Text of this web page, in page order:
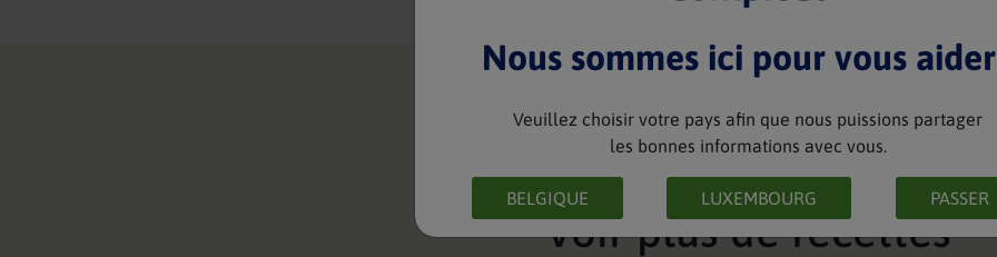
Voir plus de recettes
Nous sommes ici pour vous
Veuillez choisir votre pays afin que nous puissions partager
les bonnes informations avec vous.
BELGIQUE LUXEMBOURG PASSER